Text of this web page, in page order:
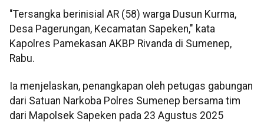
"Tersangka berinisial AR (58) warga Dusun Kurma,
Desa Pagerungan, Kecamatan Sapeken," kata
Kapolres Pamekasan AKBP Rivanda di Sumenep,
Rabu.
Ia menjelaskan, penangkapan oleh petugas gabungan
dari Satuan Narkoba Polres Sumenep bersama tim
dari Mapolsek Sapeken pada 23 Agustus 2025